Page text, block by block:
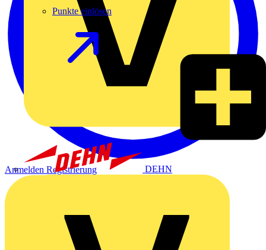
DEHN
Punkte einlösen
Anmelden Registrierung